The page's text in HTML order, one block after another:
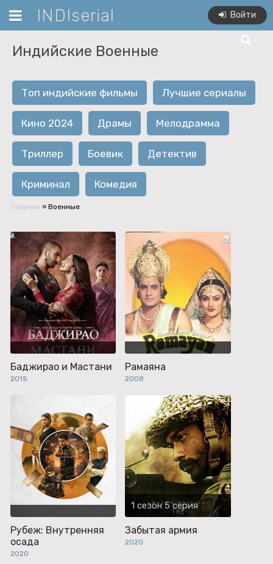
INDIserial Войти
Индийские Военные
Топ индийские фильмы Лучшие сериалы
Кино 2024 Драмы Мелодрамма
Триллер Боевик Детектив
Криминал Комедия
Главная » Военные
Баджирао и Мастани
2015
Рамаяна
2008
Рубеж: Внутренняя
осада
2020
1 сезон 5 серия
Забытая армия
2020